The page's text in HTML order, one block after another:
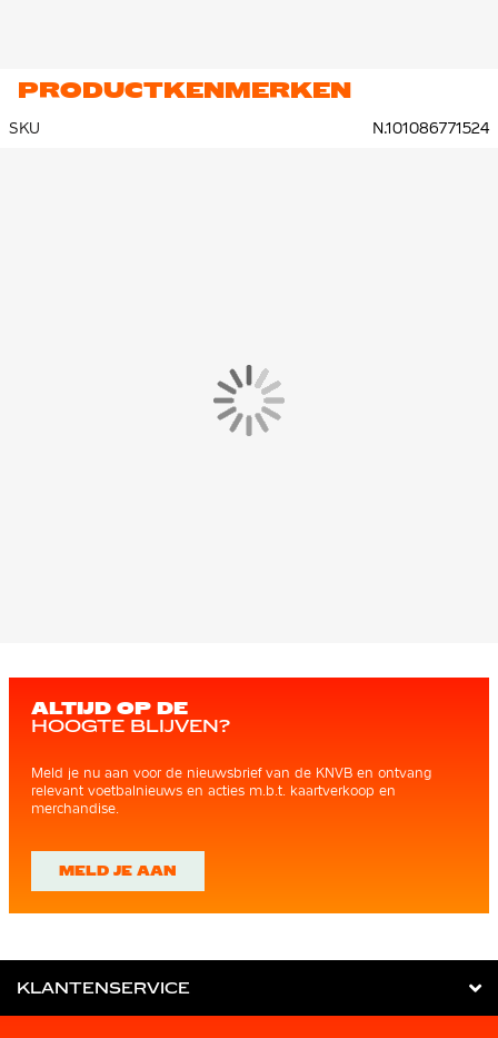
PRODUCTKENMERKEN
SKU N.101086771524
ALTIJD OP DE
HOOGTE BLIJVEN?
Meld je nu aan voor de nieuwsbrief van de KNVB en ontvang
relevant voetbalnieuws en acties m.b.t. kaartverkoop en
merchandise.
MELD JE AAN
KLANTENSERVICE